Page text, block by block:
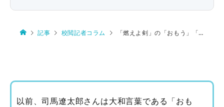
記事 校閲記者コラム 「燃えよ剣」の「おもう」「思う」「想う」の揺れに思う
以前、司馬遼太郎さんは大和言葉である「おも